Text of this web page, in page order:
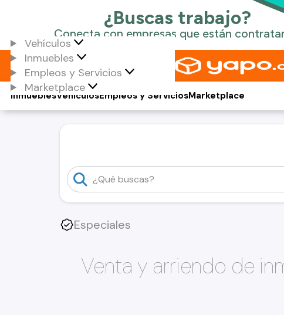
Vehículos
Inmuebles
Empleos y Servicios
Marketplace
Vehículos
Inmuebles Empleos y ServiciosMarketplace
Especiales
Venta y arriendo de